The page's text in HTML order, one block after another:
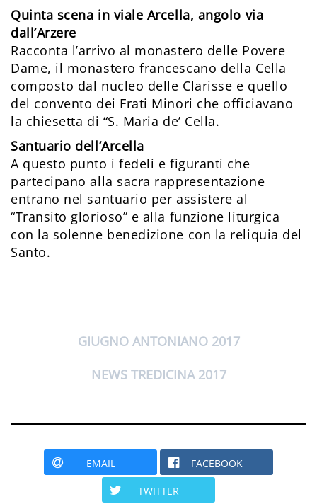
Quinta scena in viale Arcella, angolo via
dall’Arzere
Racconta l’arrivo al monastero delle Povere
Dame, il monastero francescano della Cella
composto dal nucleo delle Clarisse e quello
del convento dei Frati Minori che officiavano
la chiesetta di “S. Maria de’ Cella.
Santuario dell’Arcella
A questo punto i fedeli e figuranti che
partecipano alla sacra rappresentazione
entrano nel santuario per assistere al
“Transito glorioso” e alla funzione liturgica
con la solenne benedizione con la reliquia del
Santo.
GIUGNO ANTONIANO 2017
NEWS TREDICINA 2017
EMAIL FACEBOOK
TWITTER